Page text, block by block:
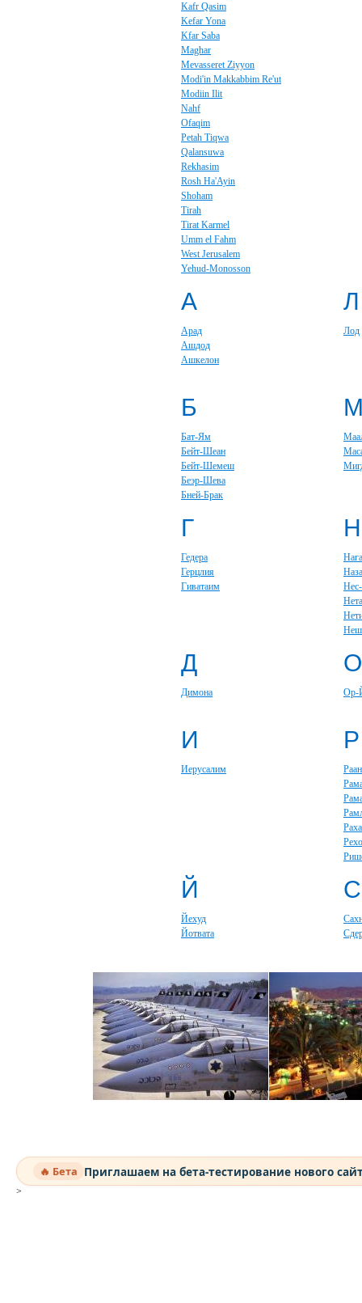
Kafr Qasim
Kefar Yona
Kfar Saba
Maghar
Mevasseret Ziyyon
Modi'in Makkabbim Re'ut
Modiin Ilit
Nahf
Ofaqim
Petah Tiqwa
Qalansuwa
Rekhasim
Rosh Ha'Ayin
Shoham
Tirah
Tirat Karmel
Umm el Fahm
West Jerusalem
Yehud-Monosson
А
Арад
Ашдод
Ашкелон
Л
Лод
Б
Бат-Ям
Бейт-Шеан
Бейт-Шемеш
Беэр-Шева
Бней-Брак
Г
Гедера
Герцлия
Гиватаим
Н
Д
Димона
О
Ор-
И
Иерусалим
Р
Й
Йехуд
Йотвата
С
🔥 Бета Приглашаем на бета-тестирование нового
>